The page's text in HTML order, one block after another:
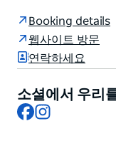
Michael Nicolian
두 층으로 나뉜 델
든 것에 대한 답은
특선 칵테일 시그
을 둔 Deli
Booking details
웹사이트 방문
연락하세요
소셜에서 우리
Facebook